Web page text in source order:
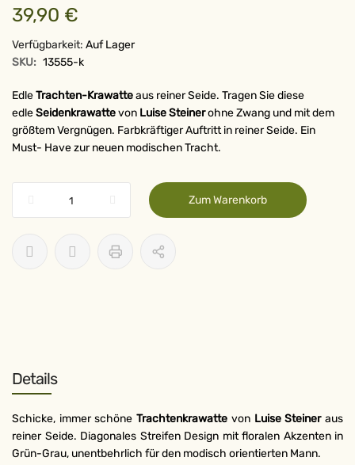
39,90 €
Verfügbarkeit: Auf Lager
SKU: 13555-k
EdleTrachten-Krawatteaus reiner Seide. Tragen Sie diese
edleSeidenkrawattevon Luise Steinerohne Zwang und mit dem
größtem Vergnügen. Farbkräftiger Auftritt in reiner Seide. Ein
Must- Have zur neuen modischen Tracht.
Zum Warenkorb
Details
Schicke, immer schöneTrachtenkrawatte von Luise Steineraus
reiner Seide. Diagonales Streifen Design mit floralen Akzenten in
Grün-Grau, unentbehrlich für den modisch orientierten Mann.